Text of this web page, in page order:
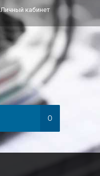
Личный кабинет
0